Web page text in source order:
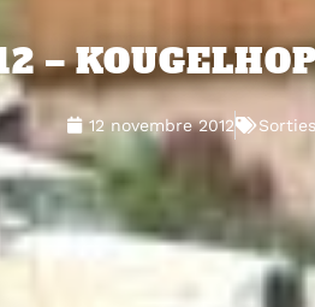
–
12 novembre 2012 Sorties